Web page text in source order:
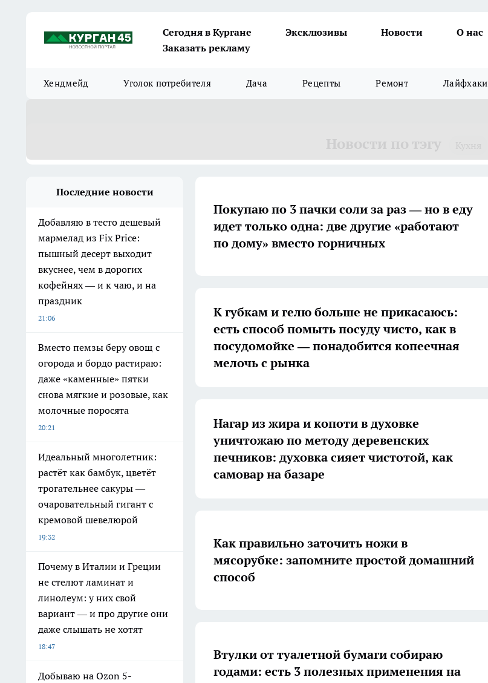
Сегодня в Кургане Эксклюзивы Новости
О нас
Заказать рекламу
Хендмейд Уголок потребителя Дача Рецепты Ремонт Лайфхаки
Последние новости
Добавляю в тесто дешевый
мармелад из Fix Price:
пышный десерт выходит
вкуснее, чем в дорогих
кофейнях — и к чаю, и на
праздник
21:06
Вместо пемзы беру овощ с
огорода и бордо растираю:
даже «каменные» пятки
снова мягкие и розовые, как
молочные поросята
20:21
Идеальный многолетник:
растёт как бамбук, цветёт
трогательнее сакуры —
очаровательный гигант с
кремовой шевелюрой
19:32
Почему в Италии и Греции
не стелют ламинат и
линолеум: у них свой
вариант — и про другие они
даже слышать не хотят
18:47
Добываю на Ozon 5-
Покупаю по 3 пачки соли за раз — но в еду
идет только одна: две другие «работают
по дому» вместо горничных
К губкам и гелю больше не прикасаюсь:
есть способ помыть посуду чисто, как в
посудомойке — понадобится копеечная
мелочь с рынка
Нагар из жира и копоти в духовке
уничтожаю по методу деревенских
печников: духовка сияет чистотой, как
самовар на базаре
Как правильно заточить ножи в
мясорубке: запомните простой домашний
способ
Втулки от туалетной бумаги собираю
годами: есть 3 полезных применения на